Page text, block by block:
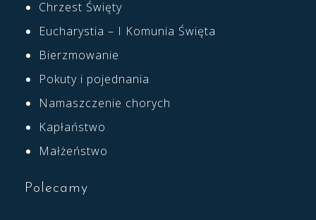
Chrzest Święty
Eucharystia – I Komunia Święta
Bierzmowanie
Pokuty i pojednania
Namaszczenie chorych
Kapłaństwo
Małżeństwo
Polecamy